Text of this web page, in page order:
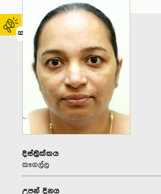
02
දිස්ත්‍රික්කය
කෑගල්ල
උපන් දිනය